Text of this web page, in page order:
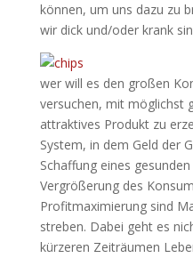
können, um uns dazu zu
wir dick und/oder krank
wer will es den großen
versuchen, mit möglichst
attraktives Produkt zu
System, in dem Geld der
Schaffung eines
Vergrößerung des
Profitmaximierung sind
streben. Dabei geht es
kürzeren Zeiträumen